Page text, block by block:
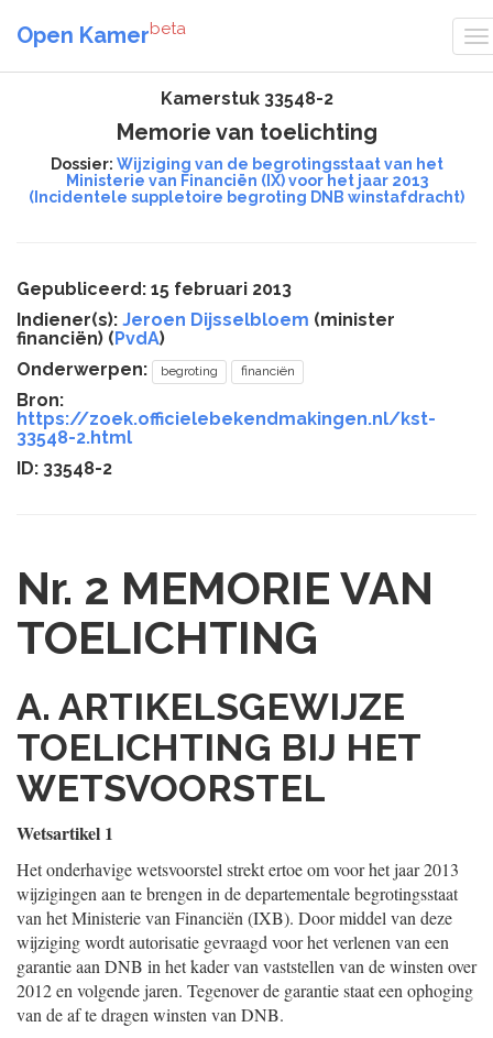
Open Kamerbeta
Kamerstuk 33548-2
Memorie van toelichting
Dossier: Wijziging van de begrotingsstaat van het
Ministerie van Financiën (IX) voor het jaar 2013
(Incidentele suppletoire begroting DNB winstafdracht)
Gepubliceerd: 15 februari 2013
Indiener(s): Jeroen Dijsselbloem (minister
financiën) (PvdA)
Onderwerpen:
begroting financiën
Bron:
https://zoek.officielebekendmakingen.nl/kst-
33548-2.html
ID: 33548-2
Nr. 2 MEMORIE VAN
TOELICHTING
A. ARTIKELSGEWIJZE
TOELICHTING BIJ HET
WETSVOORSTEL
Wetsartikel 1
Het onderhavige wetsvoorstel strekt ertoe om voor het jaar 2013
wijzigingen aan te brengen in de departementale begrotingsstaat
van het Ministerie van Financiën (IXB). Door middel van deze
wijziging wordt autorisatie gevraagd voor het verlenen van een
garantie aan DNB in het kader van vaststellen van de winsten over
2012 en volgende jaren. Tegenover de garantie staat een ophoging
van de af te dragen winsten van DNB.